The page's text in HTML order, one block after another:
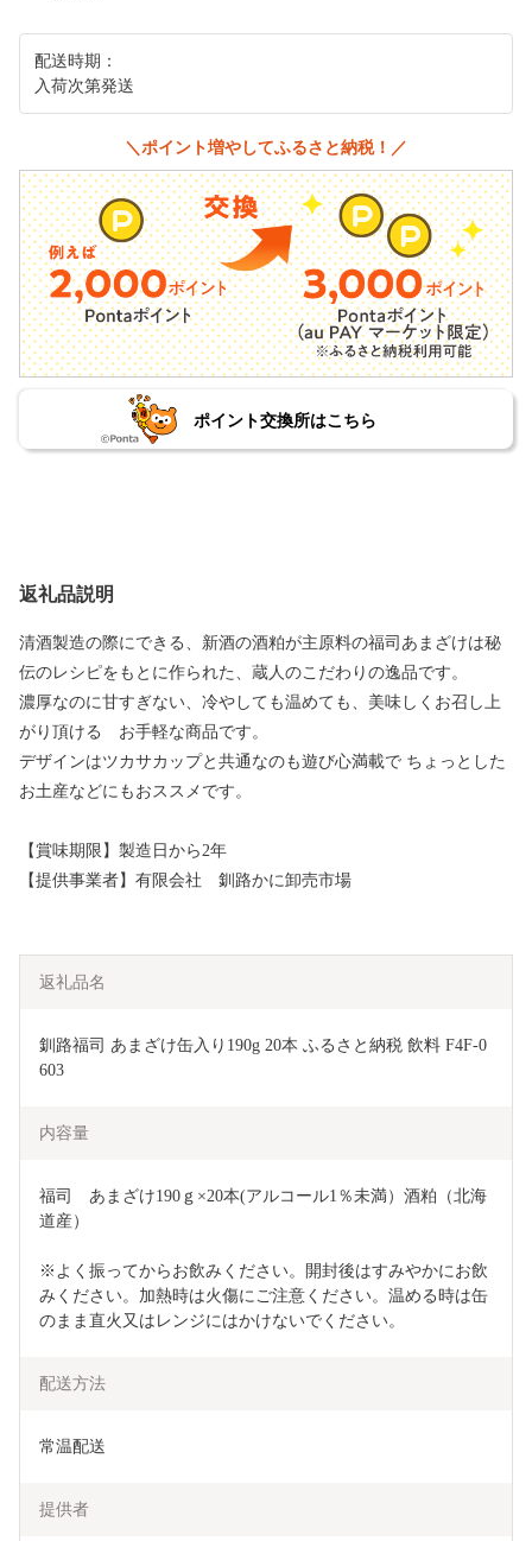
配送時期：
入荷次第発送
＼ポイント増やしてふるさと納税！／
ポイント交換所はこちら
返礼品説明
清酒製造の際にできる、新酒の酒粕が主原料の福司あまざけは秘
伝のレシピをもとに作られた、蔵人のこだわりの逸品です。
濃厚なのに甘すぎない、冷やしても温めても、美味しくお召し上
がり頂ける お手軽な商品です。
デザインはツカサカップと共通なのも遊び心満載で ちょっとした
お土産などにもおススメです。
【賞味期限】製造日から2年
【提供事業者】有限会社 釧路かに卸売市場
返礼品名
釧路福司 あまざけ缶入り190g 20本 ふるさと納税 飲料 F4F-0
603
内容量
福司　あまざけ190ｇ×20本(アルコール1％未満）酒粕（北海
道産）
※よく振ってからお飲みください。開封後はすみやかにお飲
みください。加熱時は火傷にご注意ください。温める時は缶
のまま直火又はレンジにはかけないでください。
配送方法
常温配送
提供者